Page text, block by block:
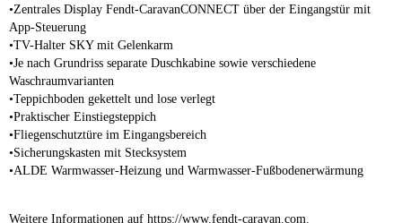
•Zentrales Display Fendt-CaravanCONNECT über der Eingangstür mit
App-Steuerung
•TV-Halter SKY mit Gelenkarm
•Je nach Grundriss separate Duschkabine sowie verschiedene
Waschraumvarianten
•Teppichboden gekettelt und lose verlegt
•Praktischer Einstiegsteppich
•Fliegenschutztüre im Eingangsbereich
•Sicherungskasten mit Stecksystem
•ALDE Warmwasser-Heizung und Warmwasser-Fußbodenerwärmung
Weitere Informationen auf https://www.fendt-caravan.com